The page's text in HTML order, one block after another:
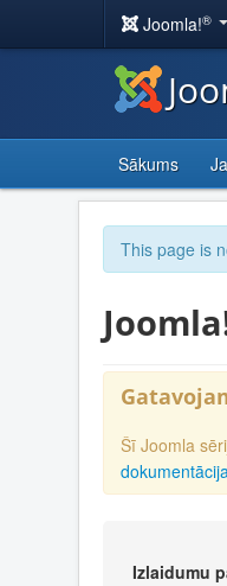
Joomla!®
Sākums
This page is
Šī Joomla
Izlaidumu